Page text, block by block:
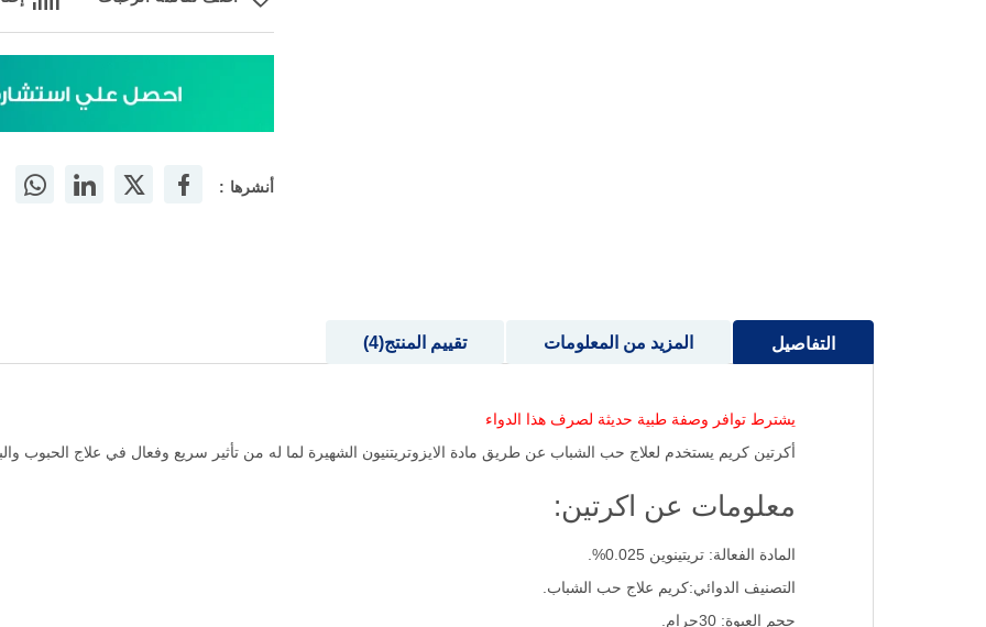
أنشرها :
التفاصيل
يشترط توافر وصفة طبية حديثة لصرف هذا الدواء
أكرتين كريم يستخدم لعلاج حب الشباب عن طريق مادة الايزوتريتنيون الشهيرة لما له من تأثير سريع وفعال في علاج الحبوب
معلومات عن اكرتين:
المادة الفعالة: تريتينوين 0.025%.
التصنيف الدوائي:كريم علاج حب الشباب.
حجم العبوة: 30جرام.
المزيد من المعلومات تقييم المنتج 4